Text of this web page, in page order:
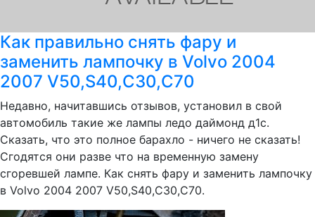
Как правильно снять фару и
заменить лампочку в Volvo 2004
2007 V50,S40,C30,C70
Недавно, начитавшись отзывов, установил в свой
автомобиль такие же лампы ледо даймонд д1с.
Сказать, что это полное барахло - ничего не сказать!
Сгодятся они разве что на временную замену
сгоревшей лампе. Как снять фару и заменить лампочку
в Volvo 2004 2007 V50,S40,C30,C70.